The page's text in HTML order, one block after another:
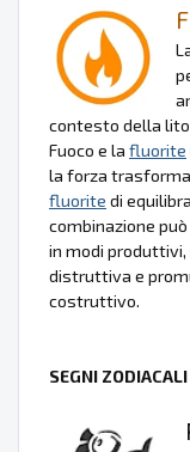
contesto della
Fuoco e la fluorite
la forza
fluorite di
combinazione
in modi
distruttiva e
costruttivo.
SEGNI